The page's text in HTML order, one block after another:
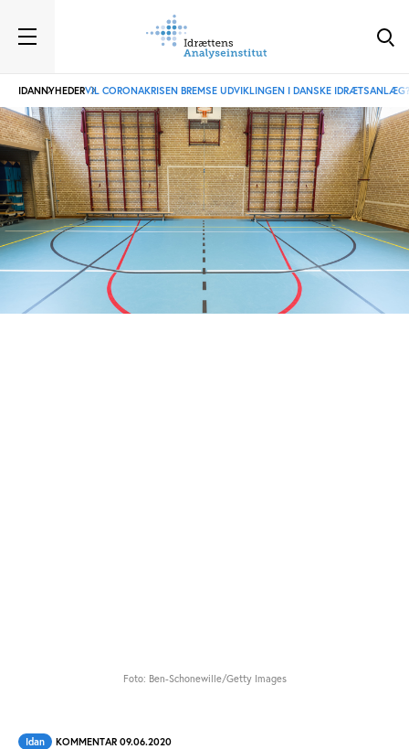
IDANNYHEDERVIL CORONAKRISEN BREMSE UDVIKLINGEN I DANSKE IDRÆTSANLÆG?
Foto: Ben-Schonewille/Getty Images
Idan KOMMENTAR 09.06.2020